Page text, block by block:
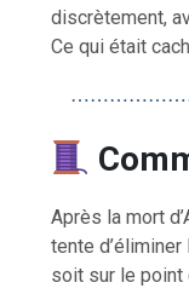
discrètement,
Ce qui était
Après la mort
tente
soit sur le point